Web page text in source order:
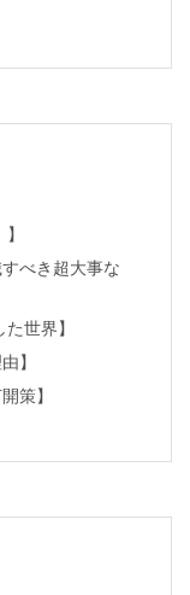
べき超大事な
世界】
】
策】